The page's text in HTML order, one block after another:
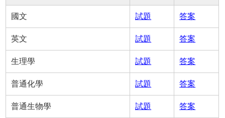
國文 試題 答案
英文 試題 答案
生理學 試題 答案
普通化學 試題 答案
普通生物學 試題 答案